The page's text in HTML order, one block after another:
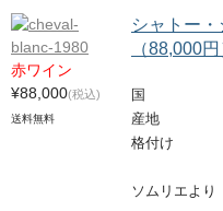
赤ワイン
¥88,000(税込)
送料無料
シャトー
（88,000円
国
産地
格付け
ソムリエより